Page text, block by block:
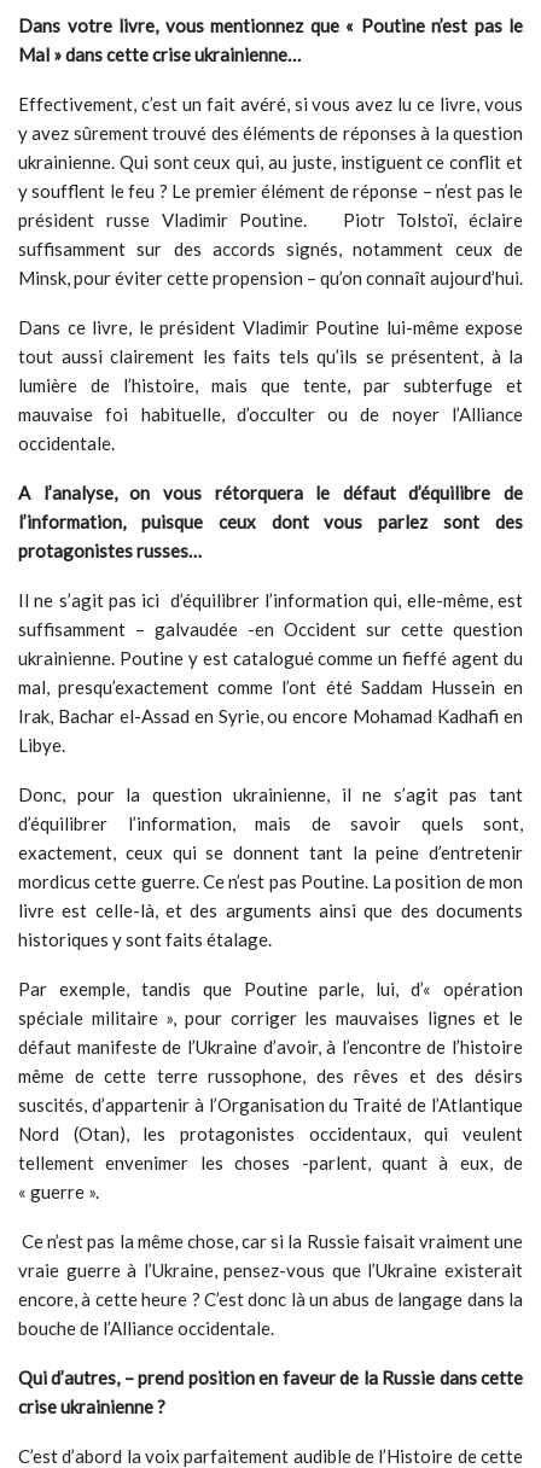
Dans votre livre, vous mentionnez que « Poutine n’est pas le
Mal » dans cette crise ukrainienne…
Effectivement, c’est un fait avéré, si vous avez lu ce livre, vous
y avez sûrement trouvé des éléments de réponses à la question
ukrainienne. Qui sont ceux qui, au juste, instiguent ce conflit et
y soufflent le feu ? Le premier élément de réponse – n’est pas le
président russe Vladimir Poutine. Piotr Tolstoï, éclaire
suffisamment sur des accords signés, notamment ceux de
Minsk, pour éviter cette propension – qu’on connaît aujourd’hui.
Dans ce livre, le président Vladimir Poutine lui-même expose
tout aussi clairement les faits tels qu’ils se présentent, à la
lumière de l’histoire, mais que tente, par subterfuge et
mauvaise foi habituelle, d’occulter ou de noyer l’Alliance
occidentale.
A l’analyse, on vous rétorquera le défaut d’équilibre de
l’information, puisque ceux dont vous parlez sont des
protagonistes russes…
Il ne s’agit pas ici d’équilibrer l’information qui, elle-même, est
suffisamment – galvaudée -en Occident sur cette question
ukrainienne. Poutine y est catalogué comme un fieffé agent du
mal, presqu’exactement comme l’ont été Saddam Hussein en
Irak, Bachar el-Assad en Syrie, ou encore Mohamad Kadhafi en
Libye.
Donc, pour la question ukrainienne, il ne s’agit pas tant
d’équilibrer l’information, mais de savoir quels sont,
exactement, ceux qui se donnent tant la peine d’entretenir
mordicus cette guerre. Ce n’est pas Poutine. La position de mon
livre est celle-là, et des arguments ainsi que des documents
historiques y sont faits étalage.
Par exemple, tandis que Poutine parle, lui, d’« opération
spéciale militaire », pour corriger les mauvaises lignes et le
défaut manifeste de l’Ukraine d’avoir, à l’encontre de l’histoire
même de cette terre russophone, des rêves et des désirs
suscités, d’appartenir à l’Organisation du Traité de l’Atlantique
Nord (Otan), les protagonistes occidentaux, qui veulent
tellement envenimer les choses -parlent, quant à eux, de
« guerre ».
Ce n’est pas la même chose, car si la Russie faisait vraiment une
vraie guerre à l’Ukraine, pensez-vous que l’Ukraine existerait
encore, à cette heure ? C’est donc là un abus de langage dans la
bouche de l’Alliance occidentale.
Qui d’autres, – prend position en faveur de la Russie dans cette
crise ukrainienne ?
C’est d’abord la voix parfaitement audible de l’Histoire de cette